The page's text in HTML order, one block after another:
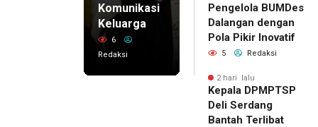
Komunikasi
Keluarga
6
Redaksi
Pengelola BUMDes
Dalangan dengan
Pola Pikir Inovatif
5 Redaksi
2 hari lalu
Kepala DPMPTSP
Deli Serdang
Bantah Terlibat